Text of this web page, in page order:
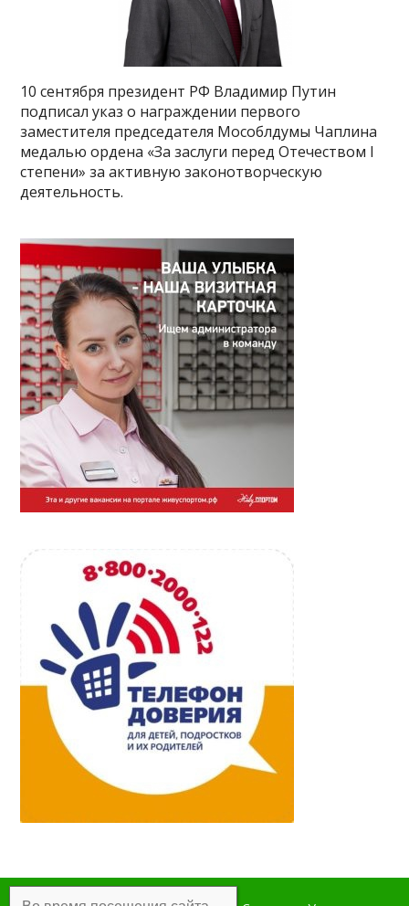
10 сентября президент РФ Владимир Путин
подписал указ о награждении первого
заместителя председателя Мособлдумы Чаплина
медалью ордена «За заслуги перед Отечеством I
степени» за активную законотворческую
деятельность.